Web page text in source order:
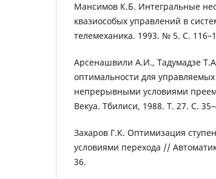
Мансимов К.Б. Интегральные
квазиособых управлений в
телемеханика. 1993. № 5. C.
Арсенашвили А.И., Тадумадзе
оптимальности для
непрерывными условиями
Векуа. Тбилиси, 1988. Т. 27. С.
Захаров Г.К. Оптимизация
условиями перехода //
36.